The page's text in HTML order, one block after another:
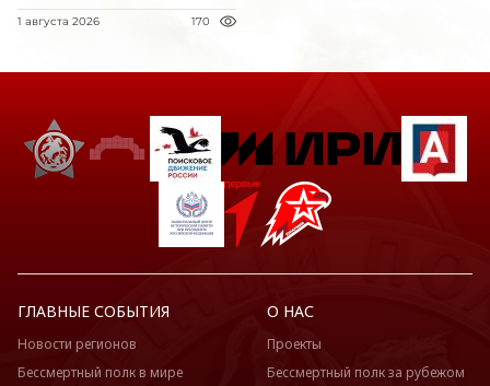
1 августа 2026 170
ГЛАВНЫЕ СОБЫТИЯ
Новости регионов
Бессмертный полк в мире
О НАС
Проекты
Бессмертный полк за рубежом